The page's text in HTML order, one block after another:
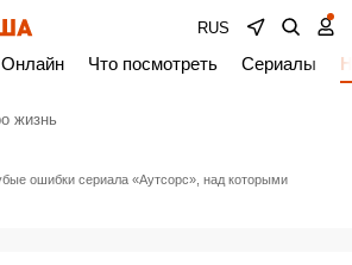
RUS
Онлайн Что посмотреть Сериалы
жизнь
ошибки сериала «Аутсорс», над которыми